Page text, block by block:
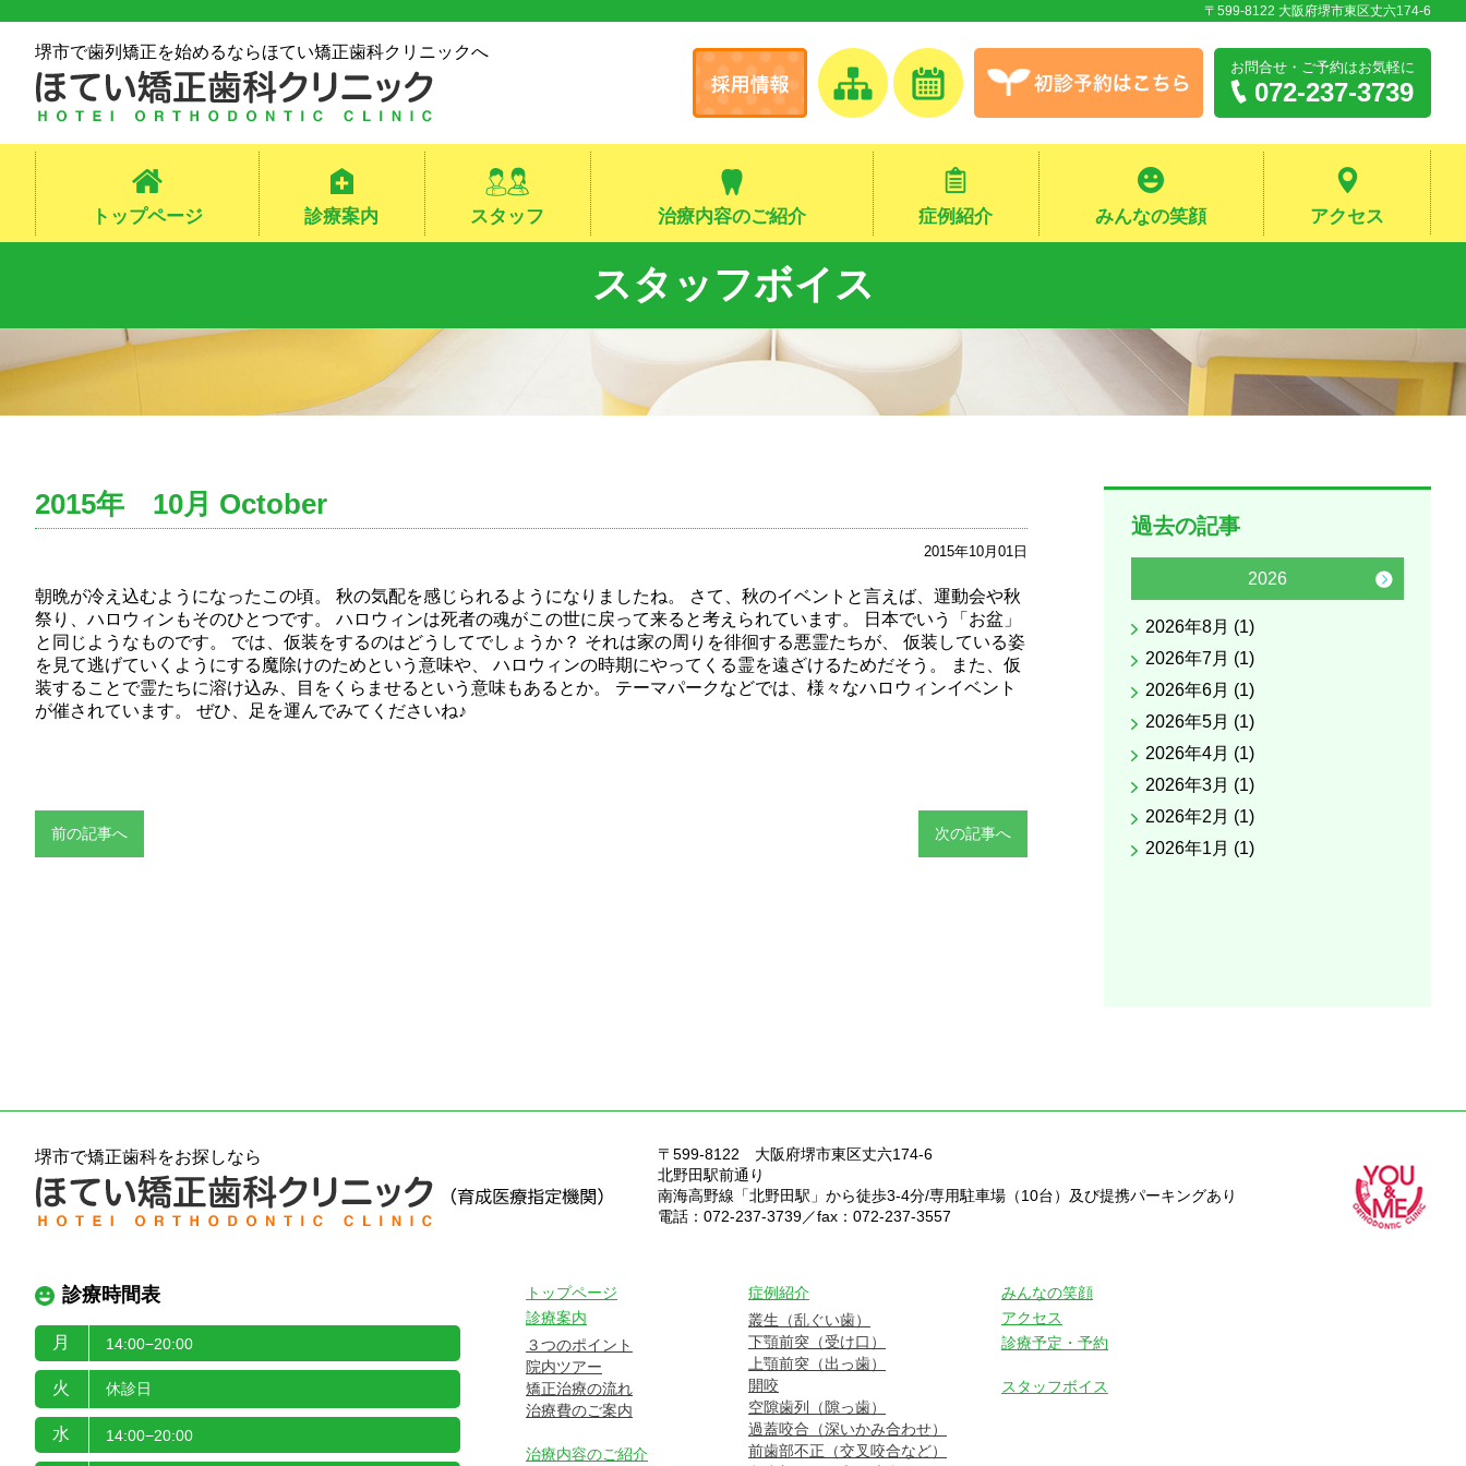
〒599-8122 大阪府堺市東区丈六174-6
堺市で歯列矯正を始めるならほてい矯正歯科クリニックへ
お問合せ・ご予約はお気軽に
072-237-3739
トップページ 診療案内 スタッフ 治療内容のご紹介 症例紹介 みんなの笑顔 アクセス
スタッフボイス
2015年 10月 October
2015年10月01日
朝晩が冷え込むようになったこの頃。 秋の気配を感じられるようになりましたね。 さて、秋のイベントと言えば、運動会や秋
祭り、ハロウィンもそのひとつです。 ハロウィンは死者の魂がこの世に戻って来ると考えられています。 日本でいう「お盆」
と同じようなものです。 では、仮装をするのはどうしてでしょうか？ それは家の周りを徘徊する悪霊たちが、 仮装している姿
を見て逃げていくようにする魔除けのためという意味や、 ハロウィンの時期にやってくる霊を遠ざけるためだそう。 また、仮
装することで霊たちに溶け込み、目をくらませるという意味もあるとか。 テーマパークなどでは、様々なハロウィンイベント
が催されています。 ぜひ、足を運んでみてくださいね♪
前の記事へ 次の記事へ
過去の記事
2026
2026年8月 (1)
2026年7月 (1)
2026年6月 (1)
2026年5月 (1)
2026年4月 (1)
2026年3月 (1)
2026年2月 (1)
2026年1月 (1)
堺市で矯正歯科をお探しなら 〒599-8122 大阪府堺市東区丈六174-6
北野田駅前通り
南海高野線「北野田駅」から徒歩3-4分/専用駐車場（10台）及び提携パーキングあり
電話：072-237-3739／fax：072-237-3557
診療時間表
月 14:00−20:00
火 休診日
水 14:00−20:00
トップページ
診療案内
３つのポイント
院内ツアー
矯正治療の流れ
治療費のご案内
治療内容のご紹介
症例紹介
叢生（乱ぐい歯）
下顎前突（受け口）
上顎前突（出っ歯）
開咬
空隙歯列（隙っ歯）
過蓋咬合（深いかみ合わせ）
前歯部不正（交叉咬合など）
みんなの笑顔
アクセス
診療予定・予約
スタッフボイス